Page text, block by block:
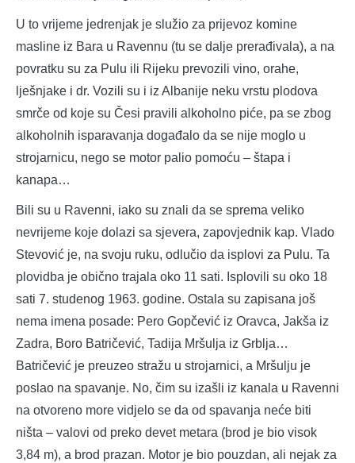
U to vrijeme jedrenjak je služio za prijevoz komine
masline iz Bara u Ravennu (tu se dalje prerađivala), a na
povratku su za Pulu ili Rijeku prevozili vino, orahe,
lješnjake i dr. Vozili su i iz Albanije neku vrstu plodova
smrče od koje su Česi pravili alkoholno piće, pa se zbog
alkoholnih isparavanja događalo da se nije moglo u
strojarnicu, nego se motor palio pomoću – štapa i
kanapa…
Bili su u Ravenni, iako su znali da se sprema veliko
nevrijeme koje dolazi sa sjevera, zapovjednik kap. Vlado
Stevović je, na svoju ruku, odlučio da isplovi za Pulu. Ta
plovidba je obično trajala oko 11 sati. Isplovili su oko 18
sati 7. studenog 1963. godine. Ostala su zapisana još
nema imena posade: Pero Gopčević iz Oravca, Jakša iz
Zadra, Boro Batričević, Tadija Mršulja iz Grblja…
Batričević je preuzeo stražu u strojarnici, a Mršulju je
poslao na spavanje. No, čim su izašli iz kanala u Ravenni
na otvoreno more vidjelo se da od spavanja neće biti
ništa – valovi od preko devet metara (brod je bio visok
3,84 m), a brod prazan. Motor je bio pouzdan, ali nejak za